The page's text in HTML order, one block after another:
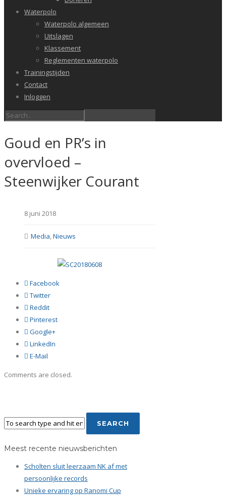
Waterpolo
Waterpolo algemeen
Uitslagen
Klassement
Reglementen waterpolo
Trainingstijden
Contact
Inloggen
Goud en PR’s in
overvloed –
Steenwijker Courant
8 juni 2018
Media,Nieuws
Facebook
Twitter
Reddit
Pinterest
Google+
LinkedIn
E-Mail
Comments are closed.
Meest recente nieuwsberichten
Scholten sluit leerzaam NK af met
persoonlijke records
Unieke ervaring op Ranomi Cup